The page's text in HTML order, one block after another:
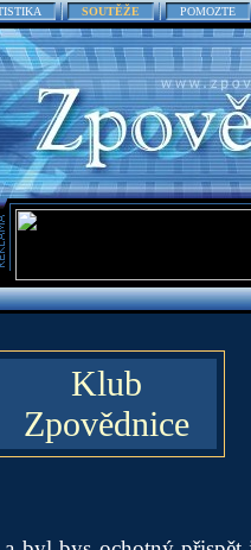
SOUTĚŽE POMOZTE
Klub
Zpovědnice